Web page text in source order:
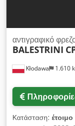
Kłodawa 1.610
αντιγραφικό
BALESTRINI
Κατάσταση: